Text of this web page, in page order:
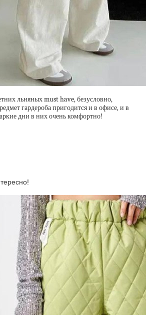
льняных must have, безусловно,
гардероба пригодится и в офисе, и в
дни в них очень комфортно!